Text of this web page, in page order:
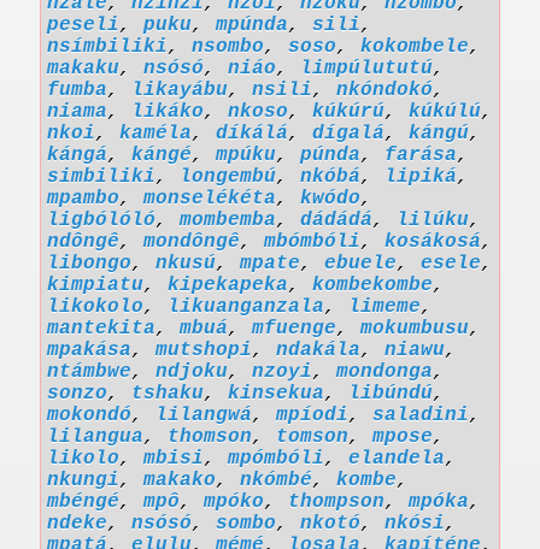
peseli, puku,mpúnda, sili,
nsímbiliki, nsombo, soso, kokombele,
makaku, nsósó, niáo, limpúlututú,
fumba, likayábu, nsili, nkóndokó,
niama, likáko, nkoso, kúkúrú, kúkúlú,
nkoi, kaméla, díkálá, dígalá, kángú,
kángá, kángé,mpúku, púnda, farása,
simbiliki, longembú, nkóbá, lipiká,
mpambo,monselékéta, kwódo,
ligbólóló,mombemba, dádádá, lilúku,
ndôngê,mondôngê,mbómbóli, kosákosá,
libongo, nkusú,mpate, ebuele, esele,
kimpiatu, kipekapeka, kombekombe,
likokolo, likuanganzala, limeme,
mantekita,mbuá,mfuenge,mokumbusu,
mpakása,mutshopi, ndakála, niawu,
ntámbwe, ndjoku, nzoyi,mondonga,
sonzo, tshaku, kinsekua, libúndú,
mokondó, lilangwá,mpíodi, saladini,
lilangua, thomson, tomson,mpose,
likolo,mbisi,mpómbóli, elandela,
nkungi,makako, nkómbé, kombe,
mbéngé,mpô,mpóko, thompson,mpóka,
ndeke, nsósó, sombo, nkotó, nkósi,